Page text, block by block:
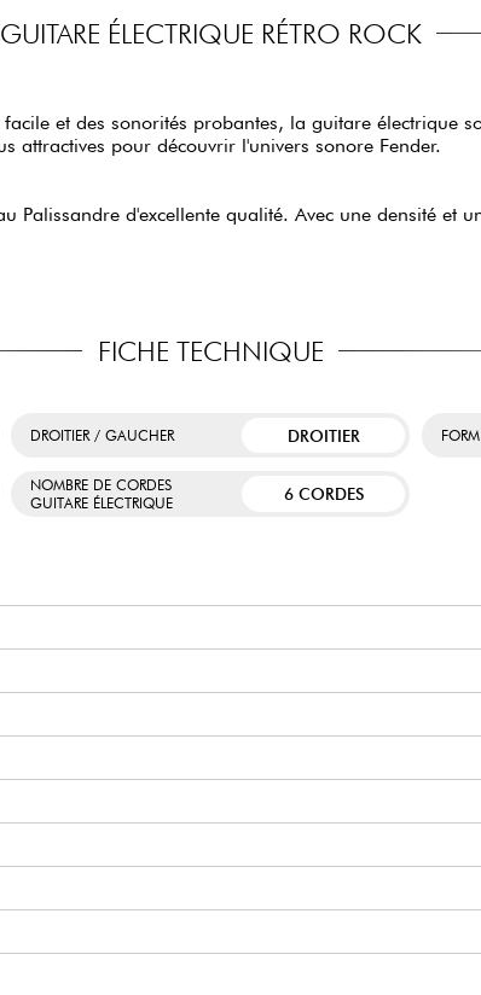
GUITARE ÉLECTRIQUE RÉTRO ROCK
et des sonorités probantes, la guitare électrique
attractives pour découvrir l'univers sonore Fender.
Palissandre d'excellente qualité. Avec une densité et
FICHE TECHNIQUE
DROITIER / GAUCHER DROITIER
NOMBRE DE CORDES
GUITARE ÉLECTRIQUE
6 CORDES